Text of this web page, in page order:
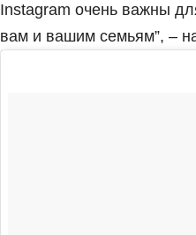
Instagram очень важны
вам и вашим семьям”, –